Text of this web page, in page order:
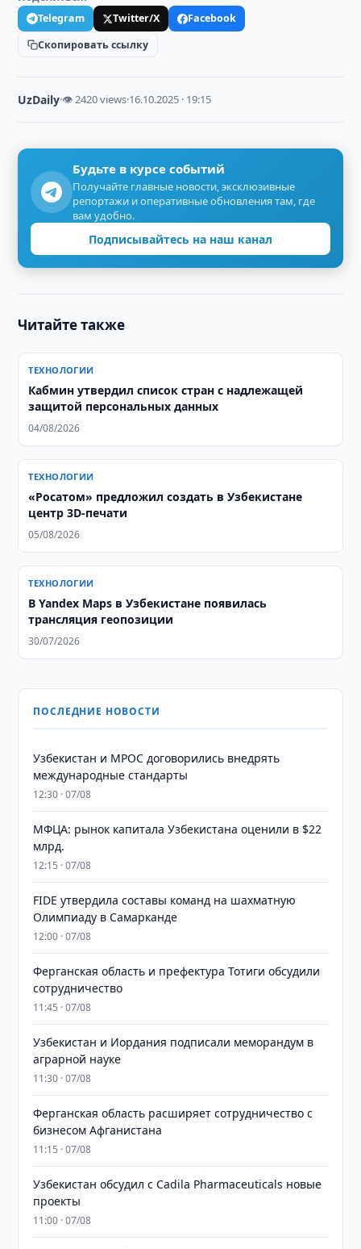
Telegram Twitter/X
Facebook
Скопировать ссылку
UzDaily·👁 2420 views·16.10.2025 · 19:15
Будьте в курсе событий
Получайте главные новости, эксклюзивные
репортажи и оперативные обновления там, где
вам удобно.
Подписывайтесь на наш канал
Читайте также
ТЕХНОЛОГИИ
Кабмин утвердил список стран с надлежащей
защитой персональных данных
04/08/2026
ТЕХНОЛОГИИ
«Росатом» предложил создать в Узбекистане
центр 3D-печати
05/08/2026
ТЕХНОЛОГИИ
В Yandex Maps в Узбекистане появилась
трансляция геопозиции
30/07/2026
ПОСЛЕДНИЕ НОВОСТИ
Узбекистан и MPOC договорились внедрять
международные стандарты
12:30 · 07/08
МФЦА: рынок капитала Узбекистана оценили в $22
млрд.
12:15 · 07/08
FIDE утвердила составы команд на шахматную
Олимпиаду в Самарканде
12:00 · 07/08
Ферганская область и префектура Тотиги обсудили
сотрудничество
11:45 · 07/08
Узбекистан и Иордания подписали меморандум в
аграрной науке
11:30 · 07/08
Ферганская область расширяет сотрудничество с
бизнесом Афганистана
11:15 · 07/08
Узбекистан обсудил с Cadila Pharmaceuticals новые
проекты
11:00 · 07/08